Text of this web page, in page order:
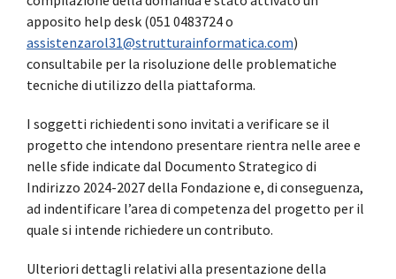
apposito help desk (051 0483724 o
assistenzarol31@strutturainformatica.com)
consultabile per la risoluzione delle problematiche
tecniche di utilizzo della piattaforma.
I soggetti richiedenti sono invitati a verificare se il
progetto che intendono presentare rientra nelle aree e
nelle sfide indicate dal Documento Strategico di
Indirizzo 2024-2027 della Fondazione e, di conseguenza,
ad indentificare l’area di competenza del progetto per il
quale si intende richiedere un contributo.
Ulteriori dettagli relativi alla presentazione della